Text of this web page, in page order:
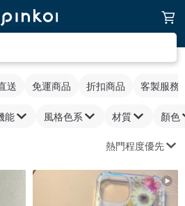
送 免運商品 折扣商品 客製服務
能 風格色系 材質 顏色
熱門程度優先